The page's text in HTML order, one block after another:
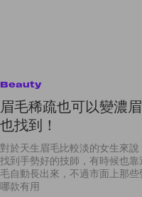
Beauty
眉毛稀疏也可以變濃
也找到！
對於天生眉毛比較淡的女生來
找到手勢好的技師，有時候也
毛自動長出來，不過市面上那
哪款有用